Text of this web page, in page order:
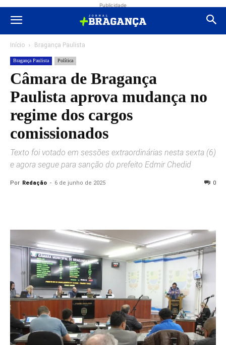
Publicidade
Início Bragança Paulista
Bragança Paulista Política
Câmara de Bragança
Paulista aprova mudança no
regime dos cargos
comissionados
Texto foi votado em sessões extraordinárias nesta sexta (6)
e agora segue para sanção do prefeito Edmir Chedid
Por Redação - 6 de junho de 2025 0